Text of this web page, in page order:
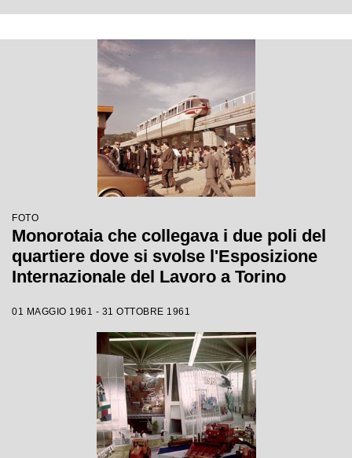
FOTO
Monorotaia che collegava i due poli del
quartiere dove si svolse l'Esposizione
Internazionale del Lavoro a Torino
01 MAGGIO 1961 - 31 OTTOBRE 1961